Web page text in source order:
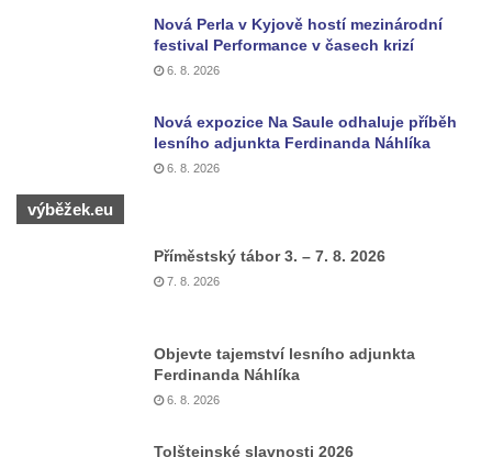
Nová Perla v Kyjově hostí mezinárodní
festival Performance v časech krizí
6. 8. 2026
Nová expozice Na Saule odhaluje příběh
lesního adjunkta Ferdinanda Náhlíka
6. 8. 2026
výběžek.eu
Příměstský tábor 3. – 7. 8. 2026
7. 8. 2026
Objevte tajemství lesního adjunkta
Ferdinanda Náhlíka
6. 8. 2026
Tolštejnské slavnosti 2026